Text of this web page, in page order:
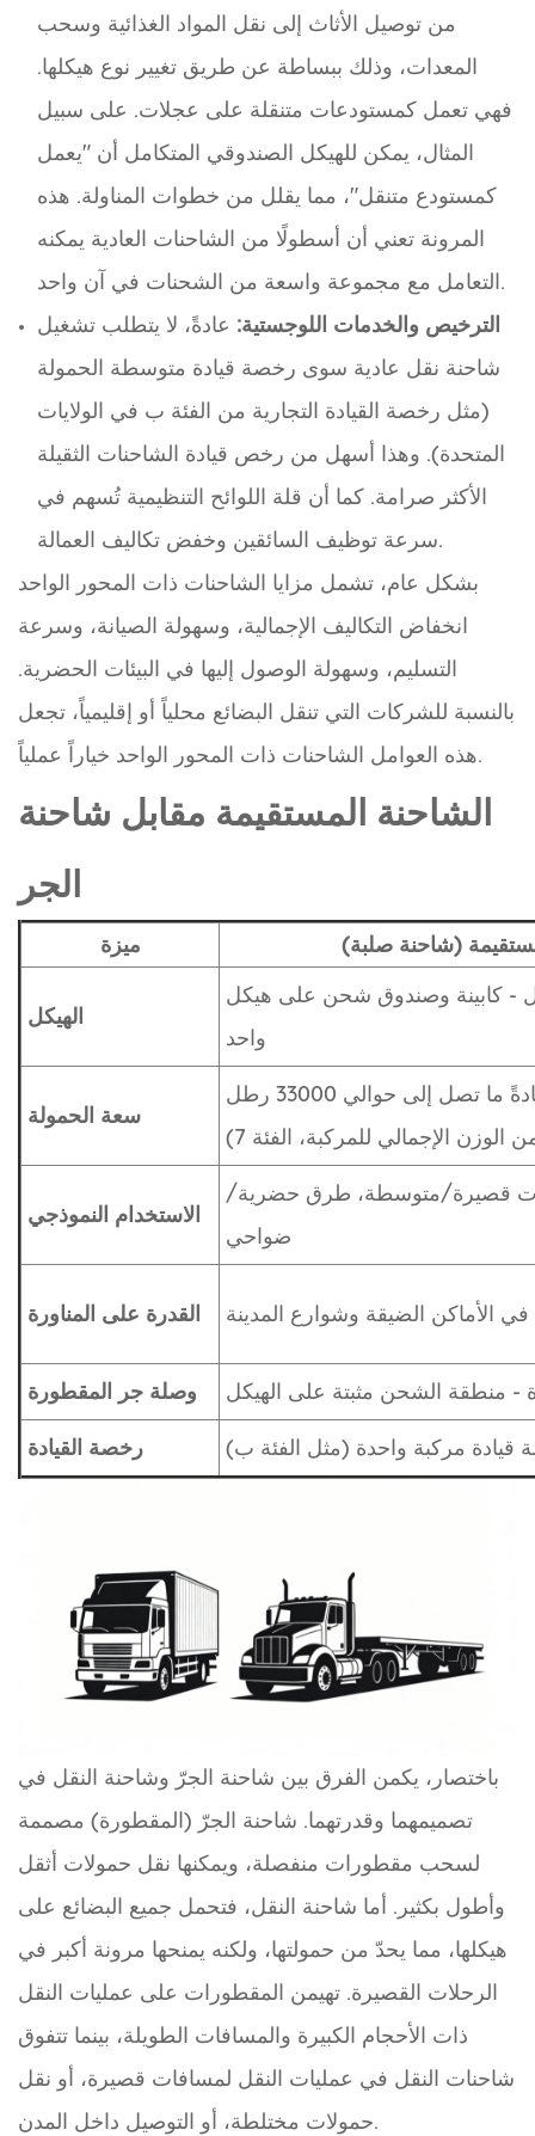
من توصيل الأثاث إلى نقل المواد الغذائية وسحب
المعدات، وذلك ببساطة عن طريق تغيير نوع هيكلها.
فهي تعمل كمستودعات متنقلة على عجلات. على سبيل
المثال، يمكن للهيكل الصندوقي المتكامل أن "يعمل
كمستودع متنقل"، مما يقلل من خطوات المناولة. هذه
المرونة تعني أن أسطولًا من الشاحنات العادية يمكنه
التعامل مع مجموعة واسعة من الشحنات في آن واحد.
الترخيص والخدمات اللوجستية: عادةً، لا يتطلب تشغيل
شاحنة نقل عادية سوى رخصة قيادة متوسطة الحمولة
(مثل رخصة القيادة التجارية من الفئة ب في الولايات
المتحدة). وهذا أسهل من رخص قيادة الشاحنات الثقيلة
الأكثر صرامة. كما أن قلة اللوائح التنظيمية تُسهم في
سرعة توظيف السائقين وخفض تكاليف العمالة.
بشكل عام، تشمل مزايا الشاحنات ذات المحور الواحد
انخفاض التكاليف الإجمالية، وسهولة الصيانة، وسرعة
التسليم، وسهولة الوصول إليها في البيئات الحضرية.
بالنسبة للشركات التي تنقل البضائع محلياً أو إقليمياً، تجعل
هذه العوامل الشاحنات ذات المحور الواحد خياراً عملياً.
الشاحنة المستقيمة مقابل شاحنة
الجر
ميزة (شاحنة صلبة)
الهيكل
- كابينة وصندوق شحن على هيكل
واحد
سعة الحمولة
أحمال متوسطة (عادةً ما تصل إلى حوالي 33000 رطل
الوزن الإجمالي للمركبة، الفئة 7)
الاستخدام النموذجي
قصيرة/متوسطة، طرق حضرية/
ضواحي
القدرة على المناورة الأماكن الضيقة وشوارع المدينة
وصلة جر المقطورة - منطقة الشحن مثبتة على الهيكل
رخصة القيادة قيادة مركبة واحدة (مثل الفئة ب)
باختصار، يكمن الفرق بين شاحنة الجرّ وشاحنة النقل في
تصميمهما وقدرتهما. شاحنة الجرّ (المقطورة) مصممة
لسحب مقطورات منفصلة، ​​ويمكنها نقل حمولات أثقل
وأطول بكثير. أما شاحنة النقل، فتحمل جميع البضائع على
هيكلها، مما يحدّ من حمولتها، ولكنه يمنحها مرونة أكبر في
الرحلات القصيرة. تهيمن المقطورات على عمليات النقل
ذات الأحجام الكبيرة والمسافات الطويلة، بينما تتفوق
شاحنات النقل في عمليات النقل لمسافات قصيرة، أو نقل
حمولات مختلطة، أو التوصيل داخل المدن.